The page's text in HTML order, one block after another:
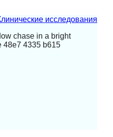
исследования